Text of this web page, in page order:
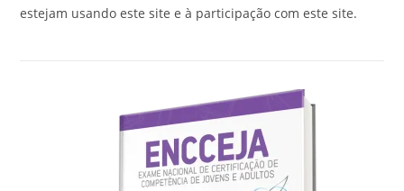
estejam usando este site e à participação com este site.